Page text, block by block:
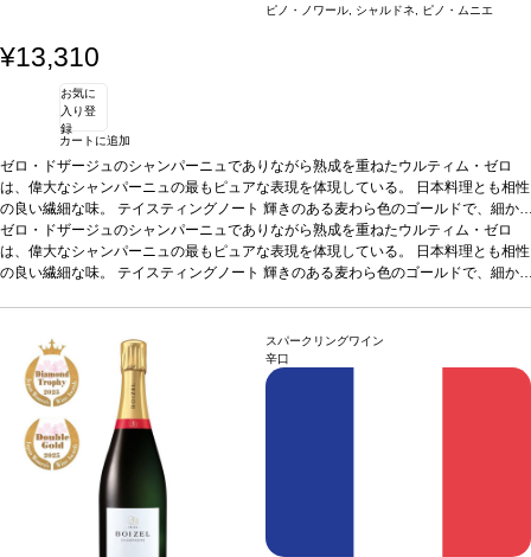
ピノ・ノワール, シャルドネ, ピノ・ムニエ
¥13,310
お気に
入り登
録
カートに追加
ゼロ・ドザージュのシャンパーニュでありながら熟成を重ねたウルティム・ゼロ
は、偉大なシャンパーニュの最もピュアな表現を体現している。 日本料理とも相性
の良い繊細な味。 テイスティングノート 輝きのある麦わら色のゴールドで、細か
く生き生きとした泡がリボンのように連なっている。香りはとても繊細で、濃厚で
複雑、そして十分に完成してる。葡萄園の桃、白い花、軽く焼いたアーモンドの繊
細なアロマが、より酸味のある含みと混ざり合う。口に含むと、ワインはピュアで
く、クリーンで調和がとれている。
合う料理魚介類を完璧に引き立て、日本料理
や生魚と繊細なハーモニーを奏でる。アペリティフとしても最適。
ピノ・ノワール、40% シャルドネ、10% ピノ・ムニエ
ゼロ・ドザージュのシャンパーニュでありながら熟成を重ねたウルティム・ゼロ
は、偉大なシャンパーニュの最もピュアな表現を体現している。 日本料理とも相性
の良い繊細な味。 テイスティングノート 輝きのある麦わら色のゴールドで、細か
細なアロマが、より酸味のある含みと混ざり合う。口に含むと、ワインはピュアで
豊か、そして程よい密度がある。フレッシュさが際立ち、ジンジャーブレッドやフ
ルーツのコンポートのような甘い風味でこのワインの成熟を感じられる。余韻は長
く、クリーンで調和がとれている。
や生魚と繊細なハーモニーを奏でる。アペリティフとしても最適。
ピノ・ノワール、40% シャルドネ、10% ピノ・ムニエ
スパークリングワイン
辛口